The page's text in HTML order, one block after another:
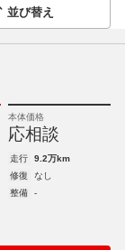
並び替え
本体価格
応相談
走行
9.2万km
修復
なし
整備
-